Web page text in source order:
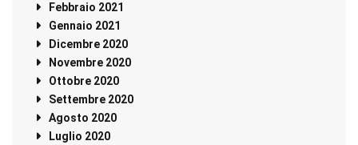
Febbraio 2021
Gennaio 2021
Dicembre 2020
Novembre 2020
Ottobre 2020
Settembre 2020
Agosto 2020
Luglio 2020